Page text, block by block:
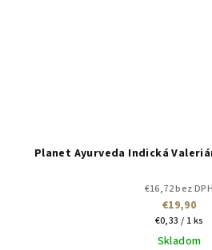
Planet Ayurveda Indická
€16,72 bez DPH
€19,90
Jednotková
cena:
€0,33 / 1 ks
Skladom